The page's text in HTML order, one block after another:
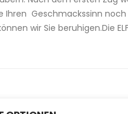
Ihren Geschmackssinn
wir Sie beruhigen.Die